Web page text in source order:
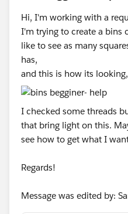
Hi, I'm working with a
I'm trying to create a bins
like to see as many
has,
and this is how its
I checked some threads
that bring light on this.
see how to get what I
Regards!
Message was edited by: